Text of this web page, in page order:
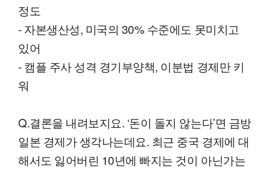
정도
- 자본생산성, 미국의 30% 수준에도 못미치고
있어
- 캠플 주사 성격 경기부양책, 이분법 경제만 키
워
Q.결론을 내려보지요. ‘돈이 돌지 않는다’면 금방
일본 경제가 생각나는데요. 최근 중국 경제에 대
해서도 잃어버린 10년에 빠지는 것이 아닌가는